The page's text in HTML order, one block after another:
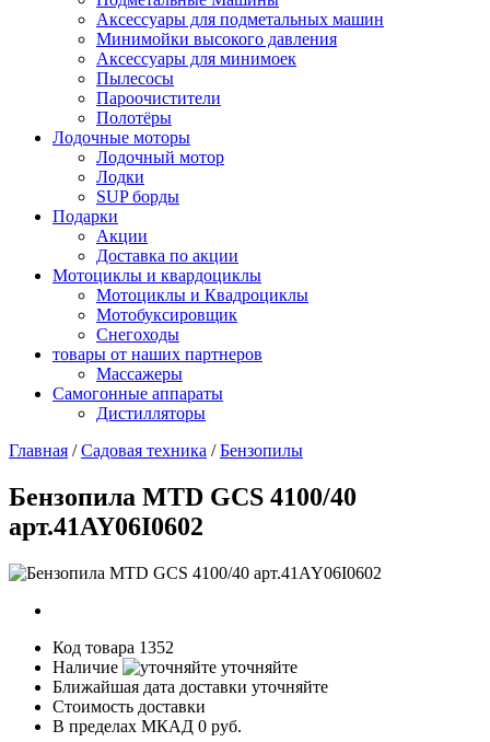
Аксессуары для подметальных машин
Минимойки высокого давления
Аксессуары для минимоек
Пылесосы
Пароочистители
Полотёры
Лодочные моторы
Лодочный мотор
Лодки
SUP борды
Подарки
Акции
Доставка по акции
Мотоциклы и квардоциклы
Мотоциклы и Квадроциклы
Мотобуксировщик
Снегоходы
товары от наших партнеров
Массажеры
Самогонные аппараты
Дистилляторы
Главная /Садовая техника /Бензопилы
Бензопила MTD GCS 4100/40
арт.41AY06I0602
Код товара 1352
Наличие
уточняйте
Ближайшая дата доставки уточняйте
Стоимость доставки
В пределах МКАД 0 руб.